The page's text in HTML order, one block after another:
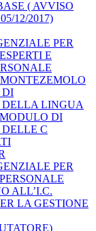
( AVVISO
12/2017)
PER
E
DI
LINGUA
DI
C
PER
ALL’I.C.
LA GESTIONE